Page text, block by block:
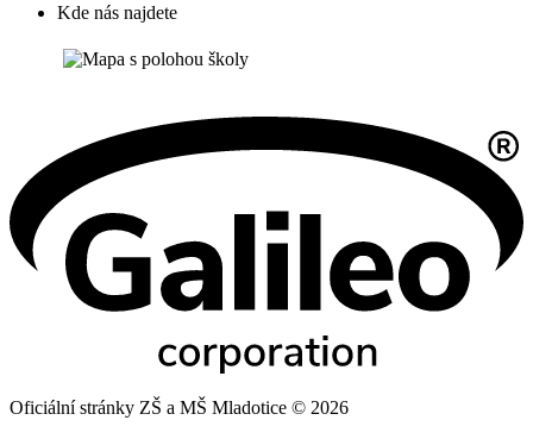
Kde nás najdete
Oficiální stránky ZŠ a MŠ Mladotice © 2026